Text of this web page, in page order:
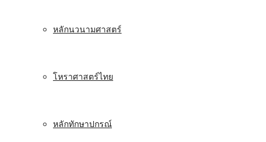
หลักนวนามศาสตร์
โหราศาสตร์ไทย
หลักทักษาปกรณ์